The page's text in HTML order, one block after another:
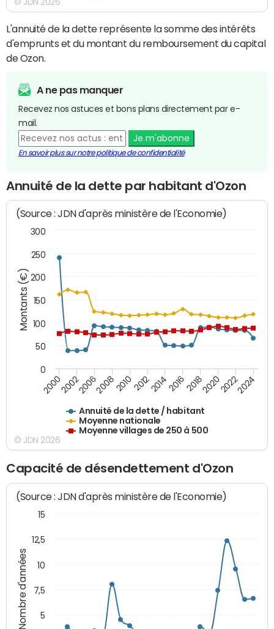
© JDN 2026
L'annuité de la dette représente la somme des intérêts
d'emprunts et du montant du remboursement du capital
de Ozon.
A ne pas manquer
Recevez nos astuces et bons plans directement par e-
mail.
Je m'abonne
En savoir plus sur notre politique de confidentialité
Annuité de la dette par habitant d'Ozon
Montants (€)
(Source : JDN d'après ministère de l'Economie)
Annuité de la dette / habitant
Moyenne nationale
Moyenne villages de 250 à 500
200020022006200820102012201420162018202020222024
0
50
100
150
200
250
300
© JDN 2026
Capacité de désendettement d'Ozon
Nombre d'années
(Source : JDN d'après ministère de l'Economie)
5
7,5
10
12,5
15